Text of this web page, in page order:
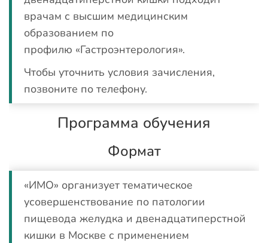
врачам с высшим медицинским
образованием по
профилю «Гастроэнтерология».
Чтобы уточнить условия зачисления,
позвоните по телефону.
Программа обучения
Формат
«ИМО» организует тематическое
усовершенствование по патологии
пищевода желудка и двенадцатиперстной
кишки в Москве с применением